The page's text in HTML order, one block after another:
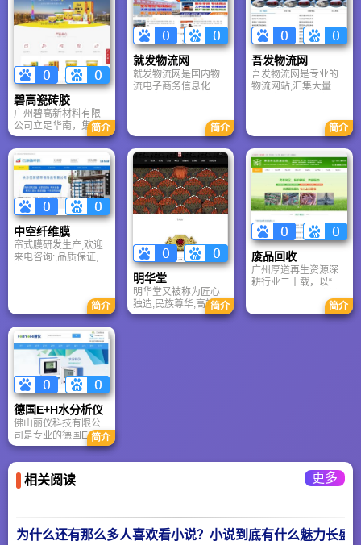
已经全球50多个国
家，出口过产品。
容、ic芯片、半导体等
碧高瓷砖胶
广州碧高新材料有限
公司立足华南，集研
产销服务于一体，专
攻铝模及装配式建筑
墙面空鼓、脱落等行
业痛点。公司引进美
德设备，融合欧日技
术，提供瓷砖背涂
胶、岩板胶、美缝剂
等全系列环保建材。
秉持“创新发展、质量
至上”理念，碧高以卓
越产品与专业服务，
简介
就发物流网
就发物流网是国内物
流电子商务信息化推
简介
吾发物流网
吾发物流网是专业的
物流网站,汇集大量物
线、货源车辆、快递
搬家、货运代理等相
关物流信息。
简介
中空纤维膜
帘式膜研发生产,欢迎
来电咨询:,品质保证,价
简介
明华堂
明华堂又被称为匠心
独造,民族尊华,高端汉
服第一品牌。明华堂
简介
废品回收
广州厚道再生资源深
耕行业二十载，以“高
回收标杆。公司专注
整厂打包与各类闲置
简介
德国E+H水分析仪
佛山丽仪科技有限公
司是专业的德国E+H
自动化仪器仪表，现
货供应商。
简介
相关阅读 更多
为什么还有那么多人喜欢看小说？小说到底有什么魅力长盛